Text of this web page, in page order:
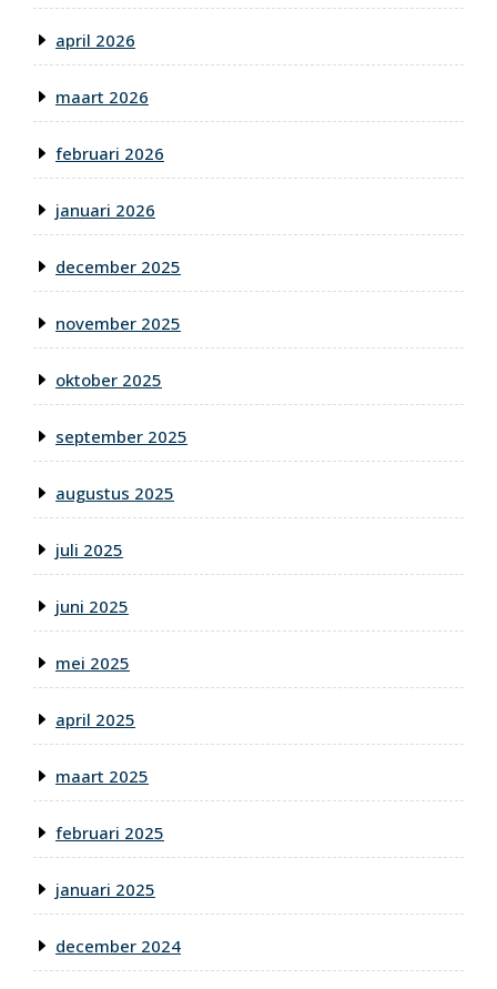
april 2026
maart 2026
februari 2026
januari 2026
december 2025
november 2025
oktober 2025
september 2025
augustus 2025
juli 2025
juni 2025
mei 2025
april 2025
maart 2025
februari 2025
januari 2025
december 2024